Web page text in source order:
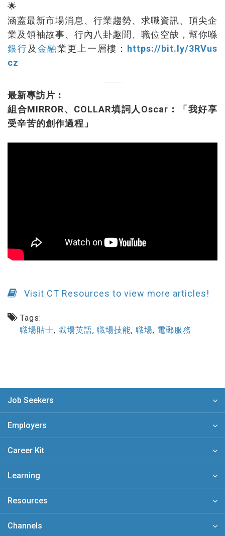
🌟
涵蓋最新市場消息、行業趨勢、求職資訊、頂尖企
業及領袖故事、行內八卦趣聞、職位空缺，幫你喺
銀行及 金融業更上一層樓：
https://bit.ly/3RVus
cz
最新專訪片︰
組合MIRROR、COLLAR填詞人Oscar︰「我好享
受辛苦的創作過程」
Visit CT Resources to view more articles!
Tags:
職場貼士, 職場英語, 職場技能, 職場, 電郵服務
Job Seekers
Employers
Career Kit
Learning
Resources
Channels